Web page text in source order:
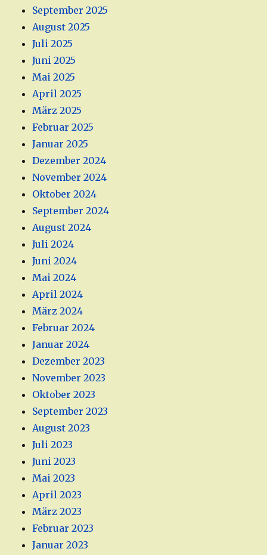
September 2025
August 2025
Juli 2025
Juni 2025
Mai 2025
April 2025
März 2025
Februar 2025
Januar 2025
Dezember 2024
November 2024
Oktober 2024
September 2024
August 2024
Juli 2024
Juni 2024
Mai 2024
April 2024
März 2024
Februar 2024
Januar 2024
Dezember 2023
November 2023
Oktober 2023
September 2023
August 2023
Juli 2023
Juni 2023
Mai 2023
April 2023
März 2023
Februar 2023
Januar 2023